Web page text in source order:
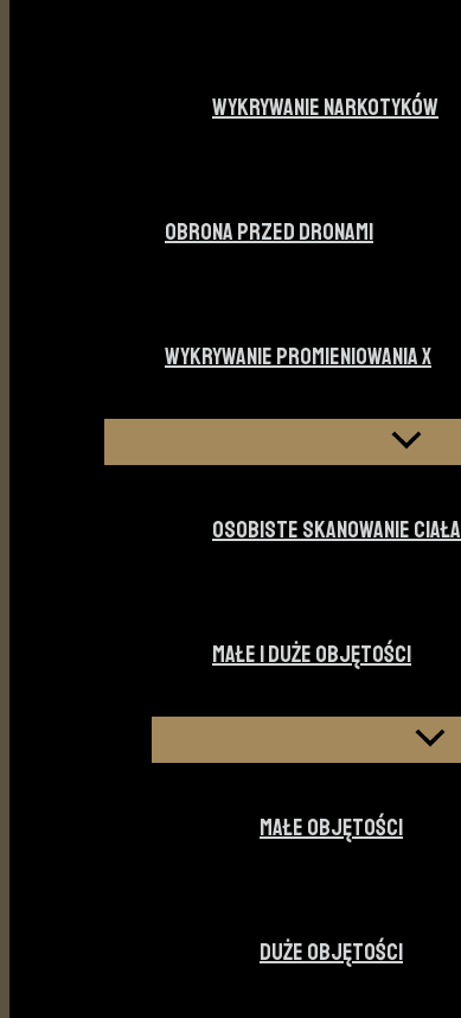
WYKRYWANIE NARKOTYKÓW
OBRONA PRZED DRONAMI
WYKRYWANIE PROMIENIOWANIA X
OSOBISTE SKANOWANIE CIAŁA
MAŁE I DUŻE OBJĘTOŚCI
MAŁE OBJĘTOŚCI
DUŻE OBJĘTOŚCI